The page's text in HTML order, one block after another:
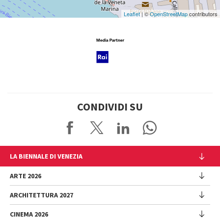
Leaflet| ©OpenStreetMapcontributors
CONDIVIDI SU
LA BIENNALE DI VENEZIA
L'Istituzione
Cariche istituzionali
Storia
Luoghi
ARTE 2026
Esposizione
ARCHITETTURA 2027
Mostra
CINEMA 2026